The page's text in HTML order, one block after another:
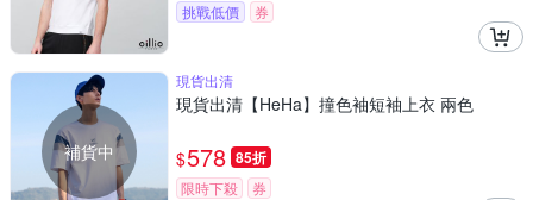
挑戰低價 券
補貨中
現貨出清
現貨出清【HeHa】撞色袖短袖上衣 兩色
$578 85折
限時下殺 券